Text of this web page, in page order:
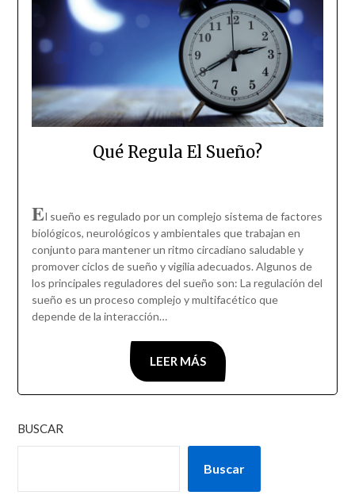
Qué Regula El Sueño?
El sueño es regulado por un complejo sistema de factores
biológicos, neurológicos y ambientales que trabajan en
conjunto para mantener un ritmo circadiano saludable y
promover ciclos de sueño y vigilia adecuados. Algunos de
los principales reguladores del sueño son: La regulación del
sueño es un proceso complejo y multifacético que
depende de la interacción…
LEER MÁS
BUSCAR
Buscar